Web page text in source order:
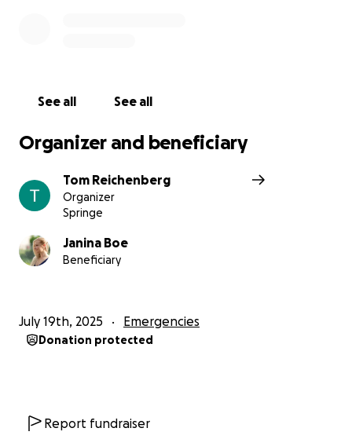
See all See all
Organizer and beneficiary
Tom Reichenberg
Organizer
Springe
Janina Boe
Beneficiary
July 19th, 2025 Emergencies
Donation protected
Report fundraiser